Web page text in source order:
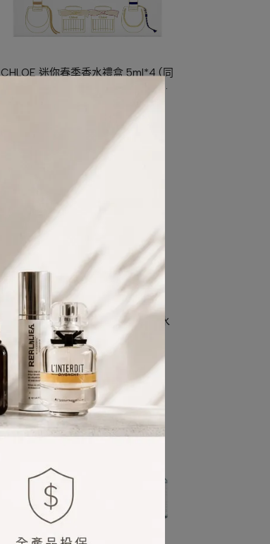
CHLOE 迷你春季香水禮盒 5ml*4 (同
名女性/芳心之旅/光蘊玫瑰/芳心之旅
NT$3,250
Dior迪奧 Miss Dior 花漾迪奧淡香水
禮盒 (身體乳/淡香水)
已銷售：15
NT$790 NT$1,980